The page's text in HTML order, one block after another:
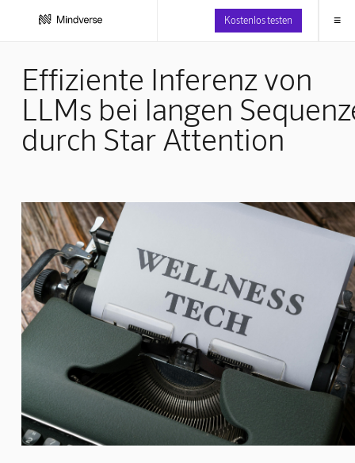
Kostenlos testen ≡
Effiziente Inferenz von
LLMs bei langen
durch Star Attention